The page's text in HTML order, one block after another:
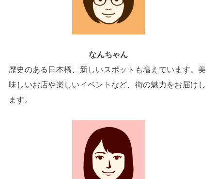
なんちゃん
歴史のある日本橋、新しいスポットも増えています。美
味しいお店や楽しいイベントなど、街の魅力をお届けし
ます。